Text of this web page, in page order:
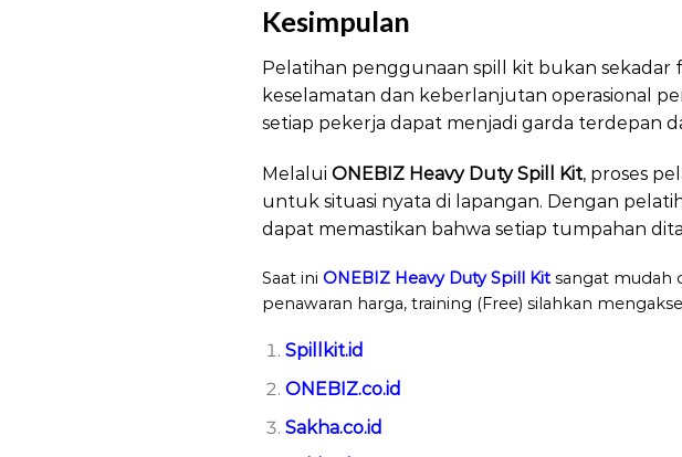
Kesimpulan
Pelatihan penggunaan spill kit bukan
keselamatan dan keberlanjutan operasional
setiap pekerja dapat menjadi garda terdepan
Melalui ONEBIZ Heavy Duty Spill Kit, proses
untuk situasi nyata di lapangan. Dengan
dapat memastikan bahwa setiap tumpahan
Saat ini ONEBIZ Heavy Duty Spill Kit sangat mudah
penawaran harga, training (Free) silahkan
Spillkit.id
ONEBIZ.co.id
Sakha.co.id